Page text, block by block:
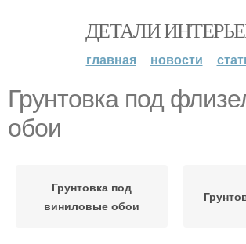
ДЕТАЛИ
главная новости
Грунтовка под
обои
Грунтовка под
виниловые обои